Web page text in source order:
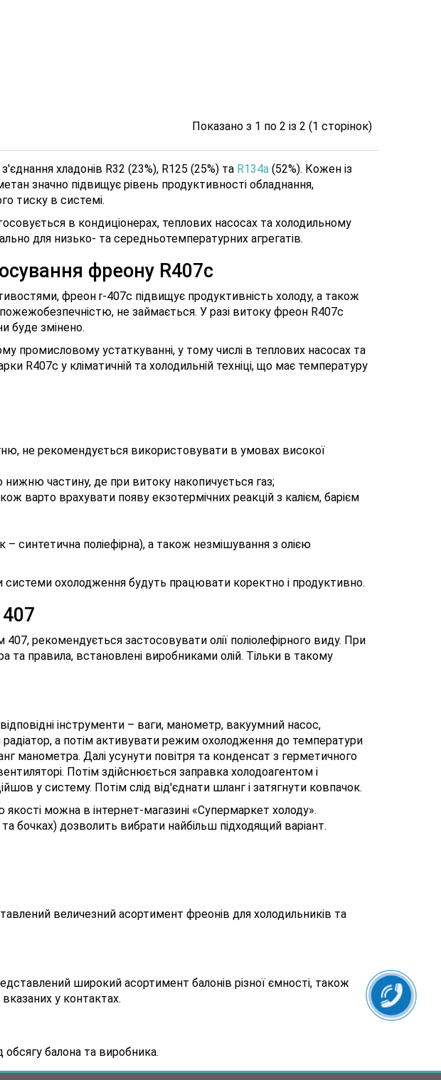
Показано з 1 по 2 із 2 (1 сторінок)
хладонів R32 (23%), R125 (25%) та R134a (52%). Кожен із
значно підвищує рівень продуктивності обладнання,
тиску в системі.
в кондиціонерах, теплових насосах та холодильному
для низько- та середньотемпературних агрегатів.
фреону R407c
фреон r-407c підвищує продуктивність холоду, а також
не займається. У разі витоку фреон R407c
буде змінено.
промисловому устаткуванні, у тому числі в теплових насосах та
R407c у кліматичній та холодильній техніці, що має температуру
не рекомендується використовувати в умовах високої
нижню частину, де при витоку накопичується газ;
варто врахувати появу екзотермічних реакцій з калієм, барієм
– синтетична поліефірна), а також незмішування з олією
охолодження будуть працювати коректно і продуктивно.
рекомендується застосовувати олії поліолефірного виду. При
правила, встановлені виробниками олій. Тільки в такому
інструменти – ваги, манометр, вакуумний насос,
а потім активувати режим охолодження до температури
манометра. Далі усунути повітря та конденсат з герметичного
Потім здійснюється заправка холодоагентом і
у систему. Потім слід від'єднати шланг і затягнути ковпачок.
можна в інтернет-магазині «Супермаркет холоду».
бочках) дозволить вибрати найбільш підходящий варіант.
величезний асортимент фреонів для холодильників та
широкий асортимент балонів різної ємності, також
у контактах.
обсягу балона та виробника.